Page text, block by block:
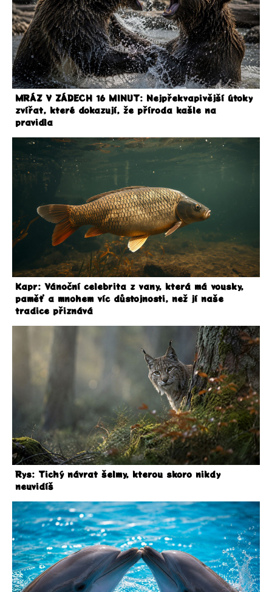
MRÁZ V ZÁDECH 16 MINUT: Nejpřekvapivější útoky
zvířat, které dokazují, že příroda kašle na
pravidla
Kapr: Vánoční celebrita z vany, která má vousky,
paměť a mnohem víc důstojnosti, než jí naše
tradice přiznává
Rys: Tichý návrat šelmy, kterou skoro nikdy
neuvidíš